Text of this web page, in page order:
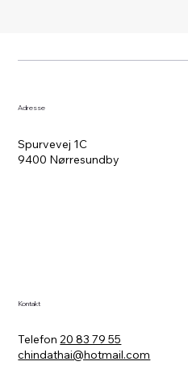
Adresse
Spurvevej 1C
9400 Nørresundby
Kontakt
Telefon20 83 79 55
chindathai@hotmail.com